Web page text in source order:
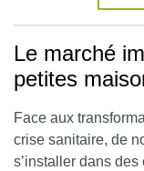
Le marché
petites
Face aux
crise sanitaire, de
s’installer dans